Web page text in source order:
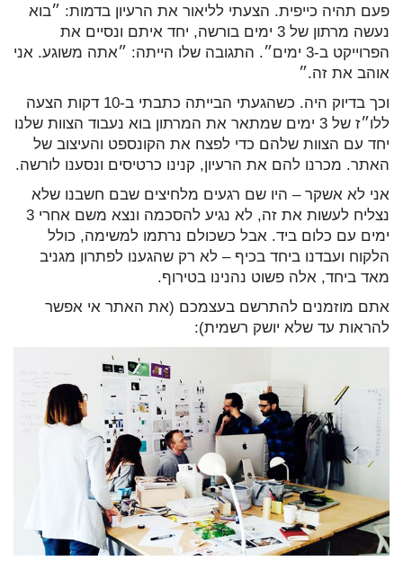
פעם תהיה כייפית. הצעתי לליאור את הרעיון בדמות: ״בוא
נעשה מרתון של 3 ימים בורשה, יחד איתם ונסיים את
הפרוייקט ב-3 ימים״. התגובה שלו הייתה: ״אתה משוגע. אני
אוהב את זה.״
וכך בדיוק היה. כשהגעתי הבייתה כתבתי ב-10 דקות הצעה
ללו״ז של 3 ימים שמתאר את המרתון בוא נעבוד הצוות שלנו
יחד עם הצוות שלהם כדי לפצח את הקונספט והעיצוב של
האתר. מכרנו להם את הרעיון, קנינו כרטיסים ונסענו לורשה.
אני לא אשקר – היו שם רגעים מלחיצים שבם חשבנו שלא
נצליח לעשות את זה, לא נגיע להסכמה ונצא משם אחרי 3
ימים עם כלום ביד. אבל כשכולם נרתמו למשימה, כולל
הלקוח ועבדנו ביחד בכיף – לא רק שהגענו לפתרון מגניב
מאד ביחד, אלה פשוט נהנינו בטירוף.
אתם מוזמנים להתרשם בעצמכם (את האתר אי אפשר
להראות עד שלא יושק רשמית):